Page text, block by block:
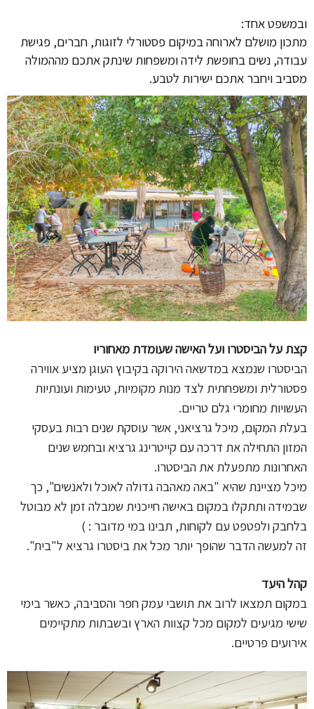
ובמשפט אחד:
מתכון מושלם לארוחה במיקום פסטורלי לזוגות, חברים, פגישת
עבודה, נשים בחופשת לידה ומשפחות שינתק אתכם מההמולה
מסביב ויחבר אתכם ישירות לטבע.
קצת על הביסטרו ועל האישה שעומדת מאחוריו
הביסטרו שנמצא במדשאה הירוקה בקיבוץ העוגן מציע אווירה
פסטורלית ומשפחתית לצד מנות מקומיות, טעימות ועונתיות
העשויות מחומרי גלם טריים.
בעלת המקום, מיכל גרציאני, אשר עוסקת שנים רבות בעסקי
המזון התחילה את דרכה עם קייטרינג גרציא ובחמש שנים
האחרונות מתפעלת את הביסטרו.
מיכל מציינת שהיא "באה מאהבה גדולה לאוכל ולאנשים", כך
שבמידה ותתקלו במקום באישה חייכנית שמבלה זמן לא מבוטל
בלחבק ולפטפט עם לקוחות, תבינו במי מדובר : )
זה למעשה הדבר שהופך יותר מכל את ביסטרו גרציא ל"בית".
קהל היעד
במקום תמצאו לרוב את תושבי עמק חפר והסביבה, כאשר בימי
שישי מגיעים למקום מכל קצוות הארץ ובשבתות מתקיימים
אירועים פרטיים.